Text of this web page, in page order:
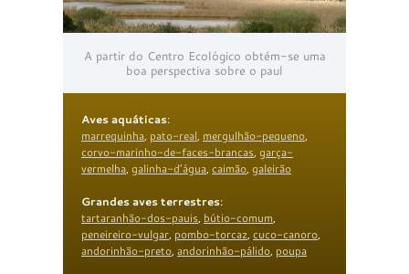
A partir do Centro Ecológico obtém-se uma
boa perspectiva sobre o paul
Aves aquáticas:
marrequinha, pato-real, mergulhão-pequeno,
corvo-marinho-de-faces-brancas, garça-
vermelha, galinha-d’água, caimão, galeirão
Grandes aves terrestres:
tartaranhão-dos-pauis, bútio-comum,
peneireiro-vulgar, pombo-torcaz, cuco-canoro,
andorinhão-preto, andorinhão-pálido, poupa